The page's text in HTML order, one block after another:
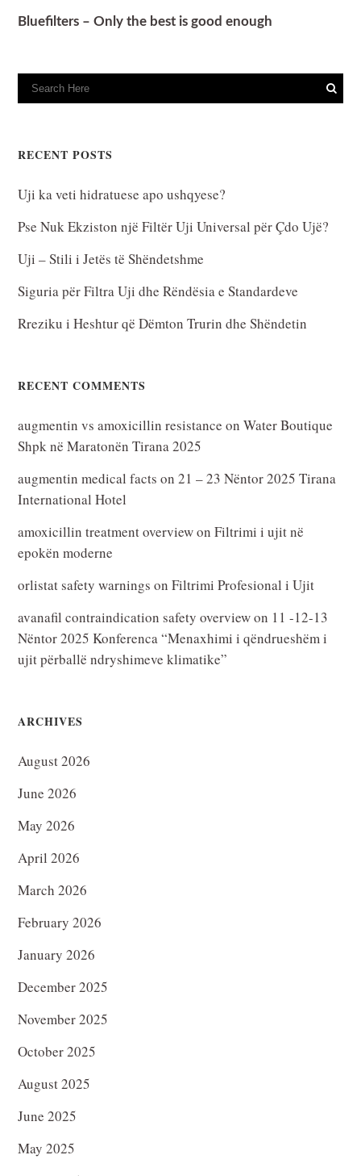
Bluefilters – Only the best is good enough
RECENT POSTS
Uji ka veti hidratuese apo ushqyese?
Pse Nuk Ekziston një Filtër Uji Universal për Çdo Ujë?
Uji – Stili i Jetës të Shëndetshme
Siguria për Filtra Uji dhe Rëndësia e Standardeve
Rreziku i Heshtur që Dëmton Trurin dhe Shëndetin
RECENT COMMENTS
augmentin vs amoxicillin resistance onWater Boutique
Shpk në Maratonën Tirana 2025
augmentin medical facts on21 – 23 Nëntor 2025 Tirana
International Hotel
amoxicillin treatment overviewonFiltrimi i ujit në
epokën moderne
orlistat safety warnings onFiltrimi Profesional i Ujit
avanafil contraindication safety overviewon 11 -12-13
Nëntor 2025 Konferenca “Menaxhimi i qëndrueshëm i
ujit përballë ndryshimeve klimatike”
ARCHIVES
August 2026
June 2026
May 2026
April 2026
March 2026
February 2026
January 2026
December 2025
November 2025
October 2025
August 2025
June 2025
May 2025